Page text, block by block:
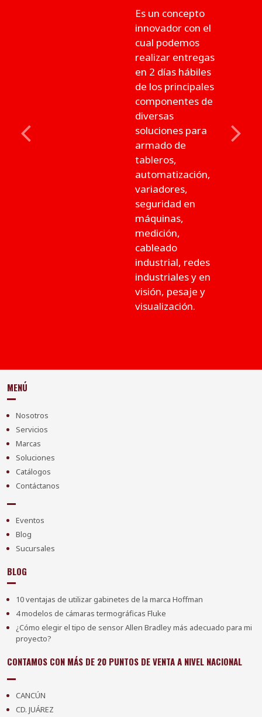
Es un concepto
innovador con el
cual podemos
realizar entregas
en 2 días hábiles
de los principales
componentes de
diversas
soluciones para
armado de
tableros,
automatización,
variadores,
seguridad en
máquinas,
medición,
cableado
industrial, redes
industriales y en
visión, pesaje y
visualización.
Previous Next
MENÚ
Nosotros
Servicios
Marcas
Soluciones
Catálogos
Contáctanos
Eventos
Blog
Sucursales
BLOG
10 ventajas de utilizar gabinetes de la marca Hoffman
4 modelos de cámaras termográficas Fluke
¿Cómo elegir el tipo de sensor Allen Bradley más adecuado para mi
proyecto?
CONTAMOS CON MÁS DE 20 PUNTOS DE VENTA A NIVEL NACIONAL
CANCÚN
CD. JUÁREZ